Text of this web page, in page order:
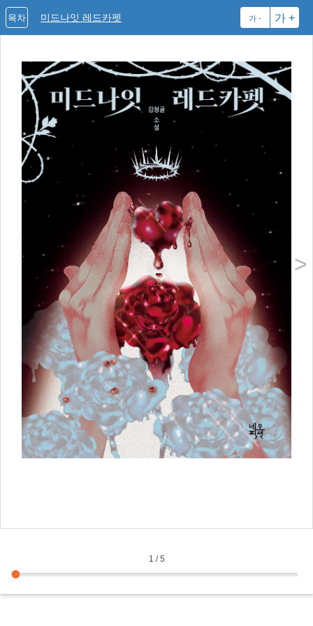
미드나잇 레드카펫 가 - 가 +
목차
>
1 /5